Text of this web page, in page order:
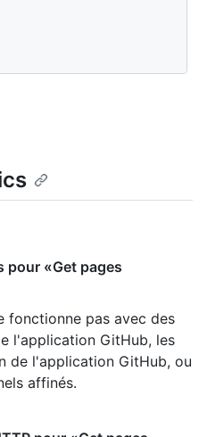
pour «Get pages
fonctionne pas avec des
l'application GitHub, les
de l'application GitHub, ou
affinés.